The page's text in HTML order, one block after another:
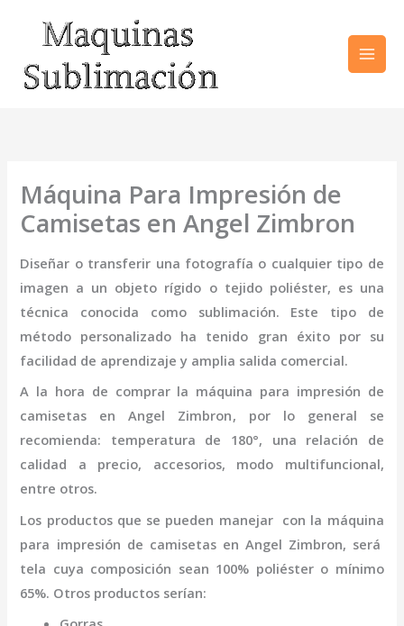
contenido
Máquina Para Impresión de
Camisetas en Angel Zimbron
Diseñar o transferir una fotografía o cualquier tipo de
imagen a un objeto rígido o tejido poliéster, es una
técnica conocida como sublimación. Este tipo de
método personalizado ha tenido gran éxito por su
facilidad de aprendizaje y amplia salida comercial.
A la hora de comprar la máquina para impresión de
camisetas en Angel Zimbron, por lo general se
recomienda: temperatura de 180°, una relación de
calidad a precio, accesorios, modo multifuncional,
entre otros.
Los productos que se pueden manejar con la máquina
para impresión de camisetas en Angel Zimbron, será
tela cuya composición sean 100% poliéster o mínimo
65%. Otros productos serían: